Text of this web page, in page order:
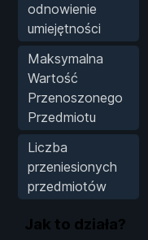
odnowienie
umiejętności
Maksymalna
Wartość
Przenoszonego
Przedmiotu
Liczba
przeniesionych
przedmiotów
Jak to działa?